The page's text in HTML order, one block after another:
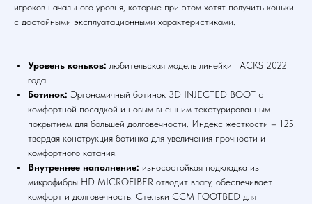
игроков начального уровня, которые при этом хотят получить коньки
с достойными эксплуатационными характеристиками.
Уровень коньков: любительская модель линейки TACKS 2022
года.
Ботинок: Эргономичный ботинок 3D INJECTED BOOT с
комфортной посадкой и новым внешним текстурированным
покрытием для большей долговечности. Индекс жесткости – 125,
твердая конструкция ботинка для увеличения прочности и
комфортного катания.
Внутреннее наполнение: износостойкая подкладка из
микрофибры HD MICROFIBER отводит влагу, обеспечивает
комфорт и долговечность. Стельки CCM FOOTBED для